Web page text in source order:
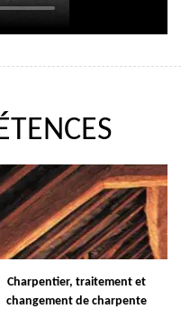
Charpentier, traitement et
changement de charpente